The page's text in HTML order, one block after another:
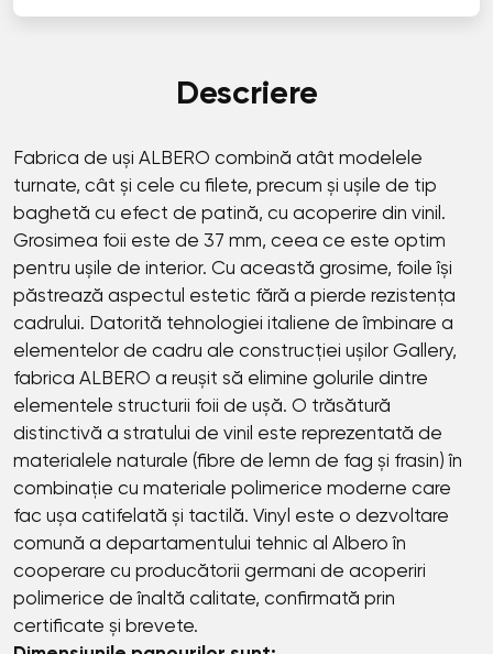
Descriere
Fabrica de uși ALBERO combină atât modelele
turnate, cât și cele cu filete, precum și ușile de tip
baghetă cu efect de patină, cu acoperire din vinil.
Grosimea foii este de 37 mm, ceea ce este optim
pentru ușile de interior. Cu această grosime, foile își
păstrează aspectul estetic fără a pierde rezistența
cadrului. Datorită tehnologiei italiene de îmbinare a
elementelor de cadru ale construcției ușilor Gallery,
fabrica ALBERO a reușit să elimine golurile dintre
elementele structurii foii de ușă. O trăsătură
distinctivă a stratului de vinil este reprezentată de
materialele naturale (fibre de lemn de fag și frasin) în
combinație cu materiale polimerice moderne care
fac ușa catifelată și tactilă. Vinyl este o dezvoltare
comună a departamentului tehnic al Albero în
cooperare cu producătorii germani de acoperiri
polimerice de înaltă calitate, confirmată prin
certificate și brevete.